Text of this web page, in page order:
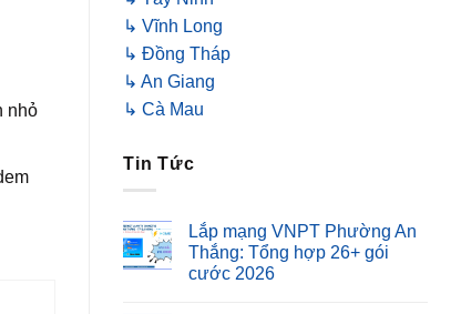
nhỏ
↳ Vĩnh Long
↳ Đồng Tháp
↳ An Giang
↳ Cà Mau
Tin Tức
Lắp mạng VNPT Phường An
Thắng: Tổng hợp 26+ gói
cước 2026